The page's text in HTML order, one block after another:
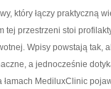
który łączy praktyczną
tej przestrzeni stoi
Wpisy powstają tak,
a jednocześnie
MediluxClinic